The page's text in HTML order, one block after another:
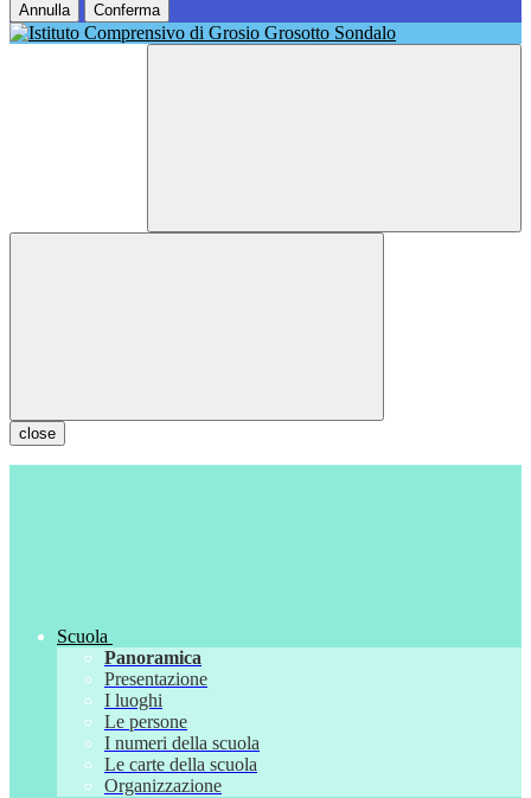
Annulla Conferma
close
Scuola
Panoramica
Presentazione
I luoghi
Le persone
I numeri della scuola
Le carte della scuola
Organizzazione